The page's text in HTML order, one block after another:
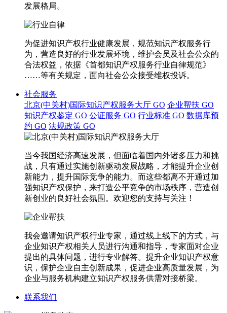
发展格局。
为促进知识产权行业健康发展，规范知识产权服务行
为，营造良好的行业发展环境，维护会员及社会公众的
合法权益，依据《首都知识产权服务行业自律规范》
……等有关规定，面向社会公众接受维权投诉。
社会服务
北京(中关村)国际知识产权服务大厅 GO 企业帮扶 GO
知识产权鉴定 GO 公证服务 GO 行业标准 GO 数据库预
约 GO 法规政策 GO
当今我国经济高速发展，但面临着国内外诸多压力和挑
战，只有通过实施创新驱动发展战略，才能提升企业创
新能力，提升国际竞争的能力。而这些都离不开通过加
强知识产权保护，来打造公平竞争的市场秩序，营造创
新创业的良好社会氛围。欢迎您的支持与关注！
我会邀请知识产权行业专家，通过线上线下的方式，与
企业知识产权相关人员进行沟通和指导，专家面对企业
提出的具体问题，进行专业解答。提升企业知识产权意
识，保护企业自主创新成果，促进企业高质量发展，为
企业与服务机构建立知识产权服务供需对接桥梁。
联系我们